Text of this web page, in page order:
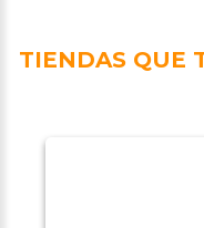
TIENDAS QUE